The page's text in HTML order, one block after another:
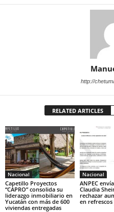
http://
RELATED ARTICLES
Nacional
Capetillo Proyectos
“CAPRO” consolida su
liderazgo inmobiliario en
Yucatán con más de 600
viviendas entregadas
Nacional
ANPEC
Claudia
rechazar
en refrescos